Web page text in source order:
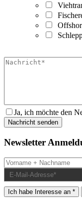
Ja, ich möchte den
Newsletter
Ich habe Interesse an *